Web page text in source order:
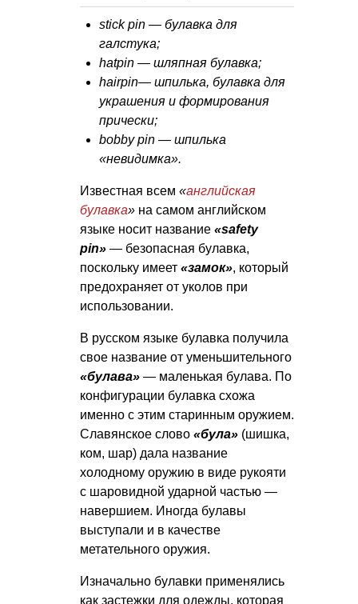
stick pin — булавка для
галстука;
hatpin — шляпная булавка;
hairpin— шпилька, булавка для
украшения и формирования
прически;
bobby pin — шпилька
«невидимка».
Известная всем «английская
булавка» на самом английском
языке носит название «safety
pin» — безопасная булавка,
поскольку имеет «замок», который
предохраняет от уколов при
использовании.
В русском языке булавка получила
свое название от уменьшительного
«булава» — маленькая булава. По
конфигурации булавка схожа
именно с этим старинным оружием.
Славянское слово «була» (шишка,
ком, шар) дала название
холодному оружию в виде рукояти
с шаровидной ударной частью —
навершием. Иногда булавы
выступали и в качестве
метательного оружия.
Изначально булавки применялись
как застежки для одежды, которая